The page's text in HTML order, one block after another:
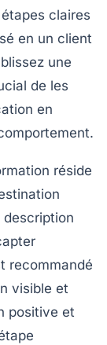
claires
en un client
une
de les
en
réside
description
recommandé
visible et
positive et